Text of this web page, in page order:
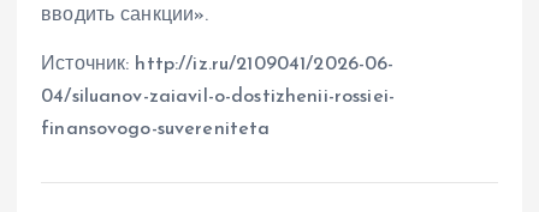
вводить санкции».
Источник: http://iz.ru/2109041/2026-06-
04/siluanov-zaiavil-o-dostizhenii-rossiei-
finansovogo-suvereniteta